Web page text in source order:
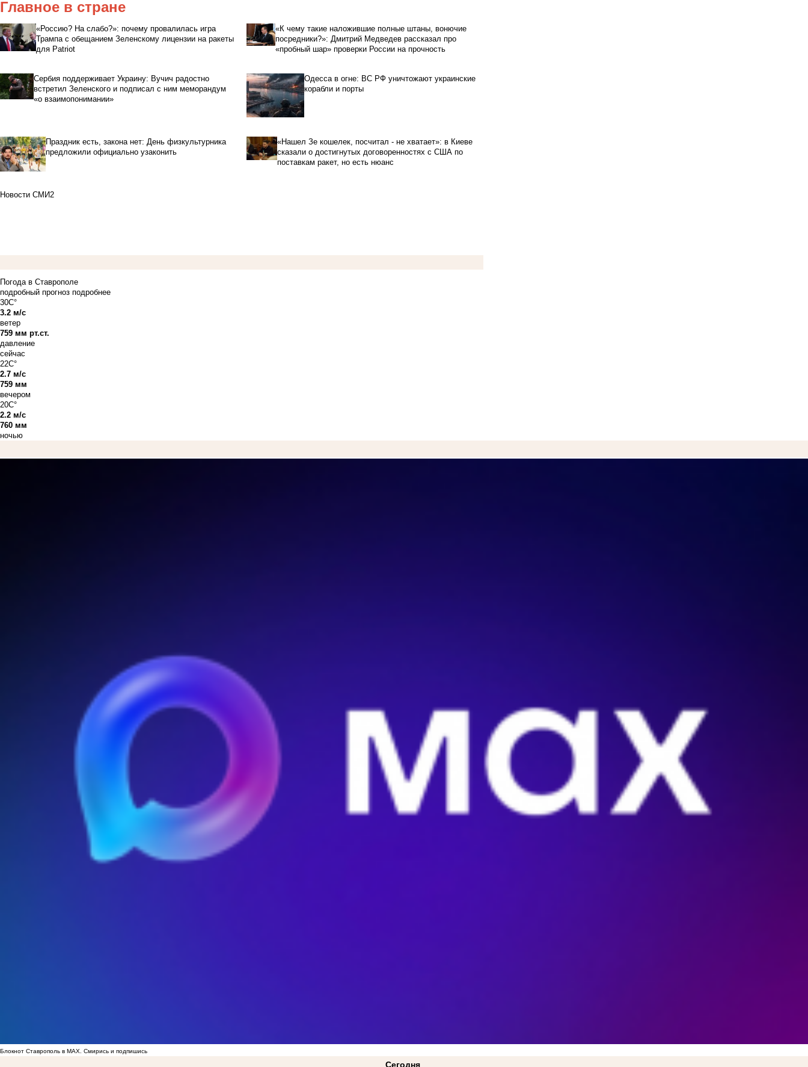
Главное в стране
«Россию? На слабо?»: почему провалилась игра
Трампа с обещанием Зеленскому лицензии на ракеты
для Patriot
«К чему такие наложившие полные штаны, вонючие
посредники?»: Дмитрий Медведев рассказал про
«пробный шар» проверки России на прочность
Сербия поддерживает Украину: Вучич радостно
встретил Зеленского и подписал с ним меморандум
«о взаимопонимании»
Одесса в огне: ВС РФ уничтожают украинские
корабли и порты
Праздник есть, закона нет: День физкультурника
предложили официально узаконить
«Нашел Зе кошелек, посчитал - не хватает»: в Киеве
сказали о достигнутых договоренностях с США по
поставкам ракет, но есть нюанс
Новости СМИ2
Погода в Ставрополе
подробный прогноз подробнее
30C°
3.2 м/с
ветер
759 мм рт.ст.
давление
сейчас
22C°
2.7 м/с
759 мм
вечером
20C°
2.2 м/с
760 мм
ночью
Блокнот Ставрополь в MAX. Смирись и подпишись
Сегодня